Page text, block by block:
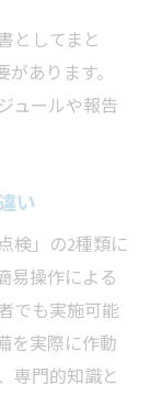
合の条件
範囲を詳
の実践ポ
スとその
告書作成
としてまと
あります。
ュールや報告
い
検」の2種類に
易操作による
でも実施可能
を実際に作動
専門的知識と